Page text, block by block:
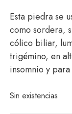
Esta piedra se
como sordera,
cólico biliar,
trigémino, en
insomnio y
Sin existencias